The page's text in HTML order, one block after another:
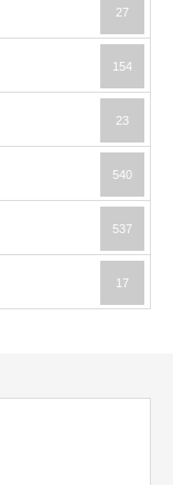
27
154
23
540
537
17